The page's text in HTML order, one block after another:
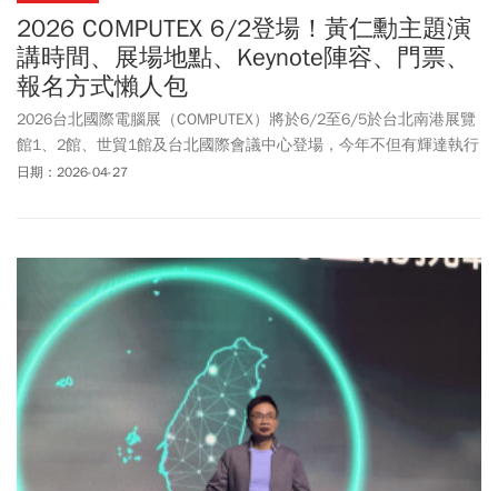
2026 COMPUTEX 6/2登場！黃仁勳主題演
講時間、展場地點、Keynote陣容、門票、
報名方式懶人包
2026台北國際電腦展（COMPUTEX）將於6/2至6/5於台北南港展覽
館1、2館、世貿1館及台北國際會議中心登場，今年不但有輝達執行
長黃仁勳，還有高通、Marvell、英特爾、恩智浦等科技大咖發表
日期：2026-04-27